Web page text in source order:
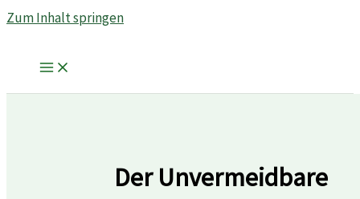
Zum Inhalt springen
Der Unvermeidbare